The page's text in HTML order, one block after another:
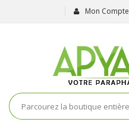
Mon Compte